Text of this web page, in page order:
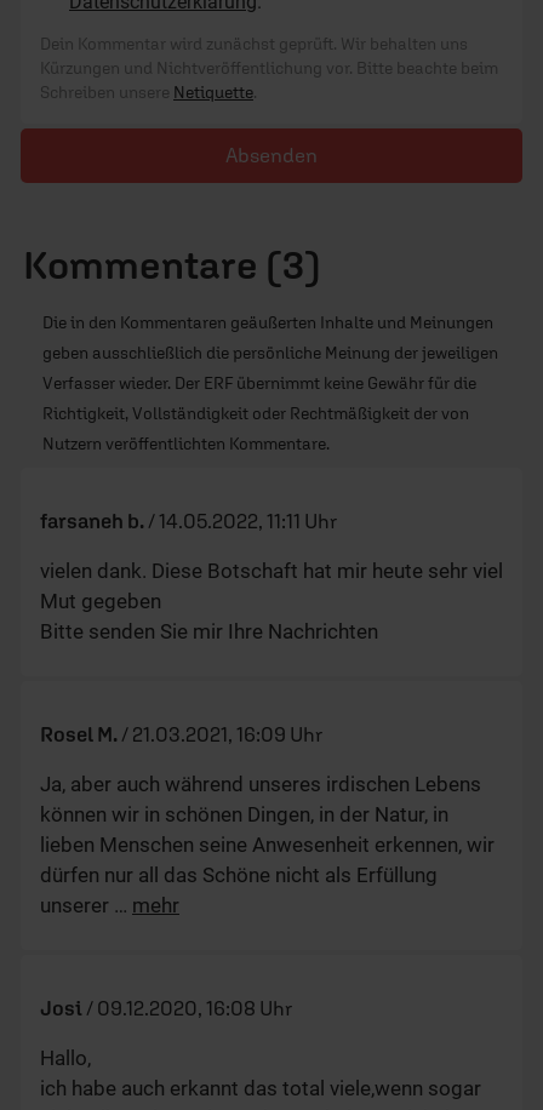
Dein Kommentar wird zunächst geprüft. Wir behalten uns
Kürzungen und Nichtveröffentlichung vor. Bitte beachte beim
Schreiben unsere Netiquette.
Absenden
Kommentare (3)
Die in den Kommentaren geäußerten Inhalte und Meinungen
geben ausschließlich die persönliche Meinung der jeweiligen
Verfasser wieder. Der ERF übernimmt keine Gewähr für die
Richtigkeit, Vollständigkeit oder Rechtmäßigkeit der von
Nutzern veröffentlichten Kommentare.
farsaneh b. / 14.05.2022, 11:11 Uhr
vielen dank. Diese Botschaft hat mir heute sehr viel
Mut gegeben
Bitte senden Sie mir Ihre Nachrichten
Rosel M. / 21.03.2021, 16:09 Uhr
Ja, aber auch während unseres irdischen Lebens
können wir in schönen Dingen, in der Natur, in
lieben Menschen seine Anwesenheit erkennen, wir
dürfen nur all das Schöne nicht als Erfüllung
unserer … mehr
Josi / 09.12.2020, 16:08 Uhr
Hallo,
ich habe auch erkannt das total viele,wenn sogar